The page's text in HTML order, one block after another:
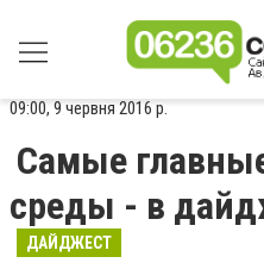
09:00, 9 червня 2016 р.
Самые
среды - в
ДАЙДЖЕСТ